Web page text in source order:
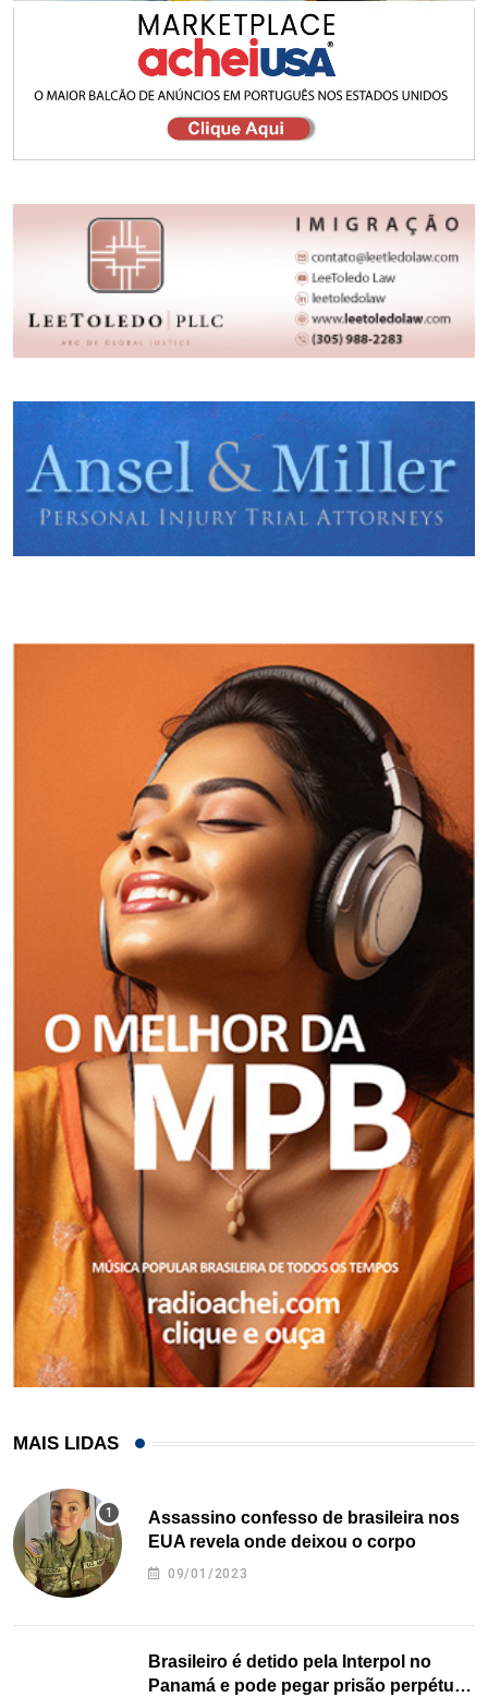
MAIS LIDAS
Assassino confesso de brasileira nos
EUA revela onde deixou o corpo
09/01/2023
Brasileiro é detido pela Interpol no
Panamá e pode pegar prisão perpétua